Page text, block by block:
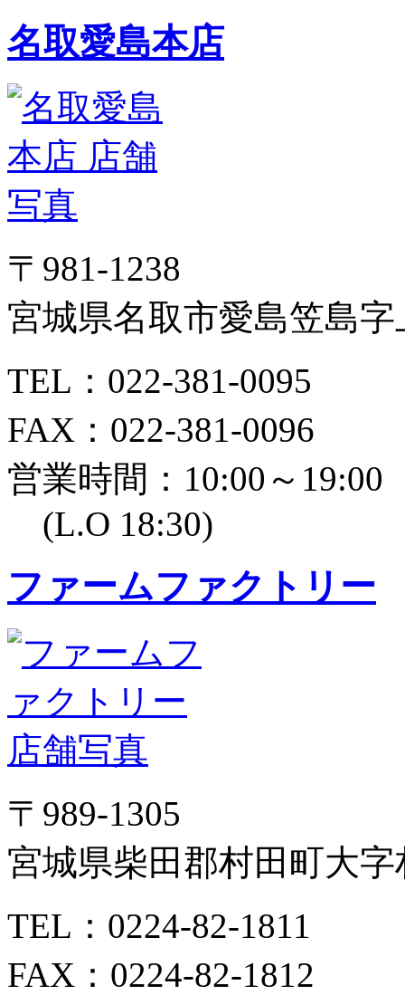
名取愛島本店
〒981-1238
宮城県名取市愛島笠島字
TEL：022-381-0095
FAX：022-381-0096
営業時間：10:00～19:00
(L.O 18:30)
ファームファクトリー
〒989-1305
宮城県柴田郡村田町大字
TEL：0224-82-1811
FAX：0224-82-1812